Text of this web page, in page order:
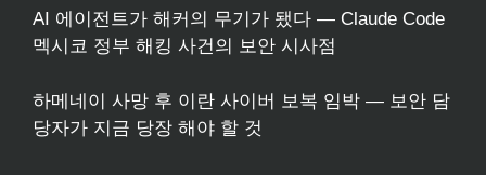
AI 에이전트가 해커의 무기가 됐다 — Claude Code
멕시코 정부 해킹 사건의 보안 시사점
하메네이 사망 후 이란 사이버 보복 임박 — 보안 담
당자가 지금 당장 해야 할 것